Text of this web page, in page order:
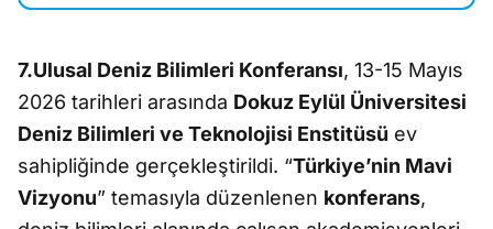
7.Ulusal Deniz Bilimleri Konferansı, 13-15 Mayıs
2026 tarihleri arasında Dokuz Eylül Üniversitesi
Deniz Bilimleri ve Teknolojisi Enstitüsü ev
sahipliğinde gerçekleştirildi. “Türkiye’nin Mavi
Vizyonu” temasıyla düzenlenen konferans,